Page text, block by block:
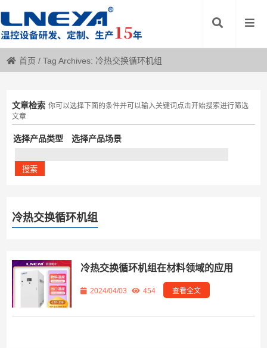
首页 /Tag Archives: 冷热交换循环机组
文章检索 你可以选择下面的条件并可以输入关键词点击开始搜索进行筛选
文章
选择产品类型 选择产品场景
冷热交换循环机组
冷热交换循环机组在材料领域的应用
2024/04/03 454 查看全文